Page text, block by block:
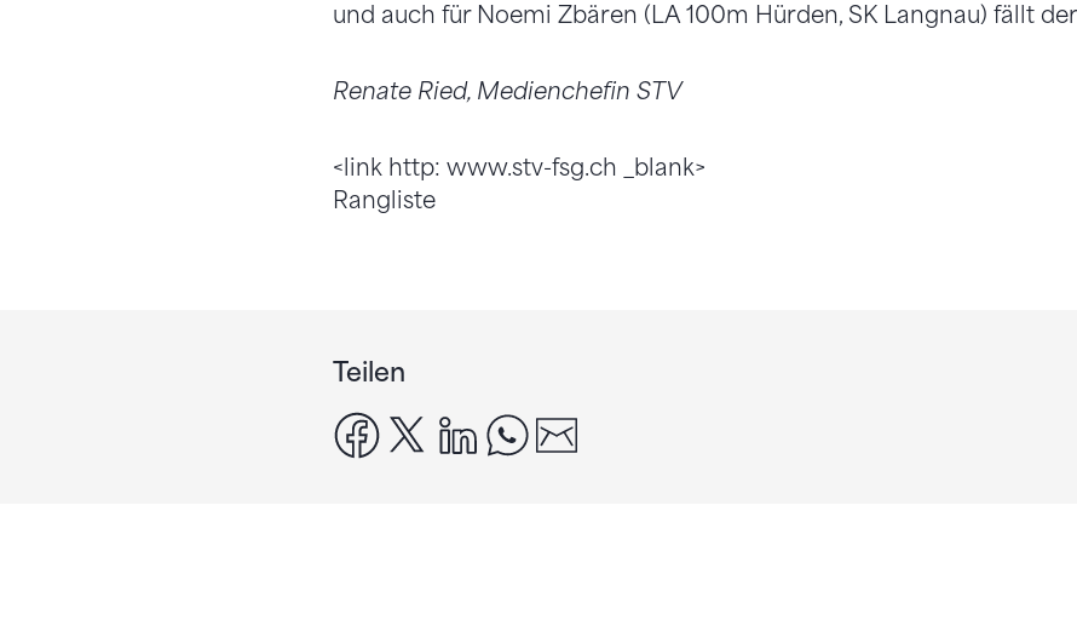
und auch für Noemi Zbären (LA 100m Hürden, SK Langnau) fällt
Renate Ried, Medienchefin STV
<link http: www.stv-fsg.ch _blank>
Rangliste
Teilen
facebook
x linkedinwhatsapp